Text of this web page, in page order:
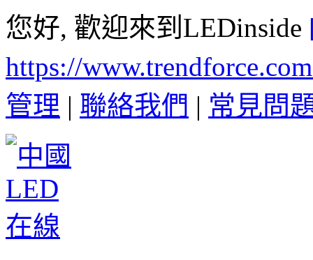
您好, 歡迎來到LEDinside
https://
管理 | 聯絡我們 | 常見問